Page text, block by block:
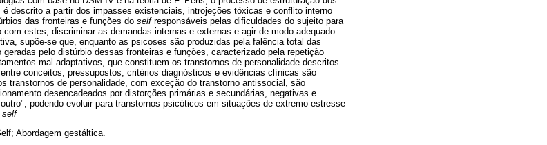
descrito a partir dos impasses existenciais, introjeções tóxicas e conflito interno
das fronteiras e funções do selfresponsáveis pelas dificuldades do sujeito para
estes, discriminar as demandas internas e externas e agir de modo adequado
supõe-se que, enquanto as psicoses são produzidas pela falência total das
geradas pelo distúrbio dessas fronteiras e funções, caracterizado pela repetição
mal adaptativos, que constituem os transtornos de personalidade descritos
conceitos, pressupostos, critérios diagnósticos e evidências clínicas são
transtornos de personalidade, com exceção do transtorno antissocial, são
desencadeados por distorções primárias e secundárias, negativas e
podendo evoluir para transtornos psicóticos em situações de extremo estresse
self
Abordagem gestáltica.